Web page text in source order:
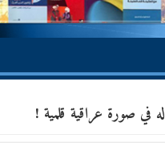
في صورة عراقية قلمية !